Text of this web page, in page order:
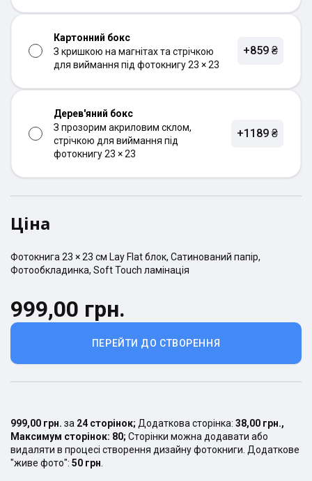
Картонний бокс
З кришкою на магнітах та стрічкою
для виймання під фотокнигу 23 × 23
+859 ₴
Дерев'яний бокс
З прозорим акриловим склом,
стрічкою для виймання під
фотокнигу 23 × 23
+1189 ₴
Ціна
Фотокнига 23 × 23 см Lay Flatблок, Сатинований папір,
Фотообкладинка, Soft Touch ламінація
ПЕРЕЙТИ ДО СТВОРЕННЯ
999,00 грн.
999,00 грн. за 24 сторінок; Додаткова сторінка: 38,00 грн.,
Максимум сторінок: 80; Сторінки можна додавати або
видаляти в процесі створення дизайну фотокниги. Додаткове
"живе фото": 50 грн